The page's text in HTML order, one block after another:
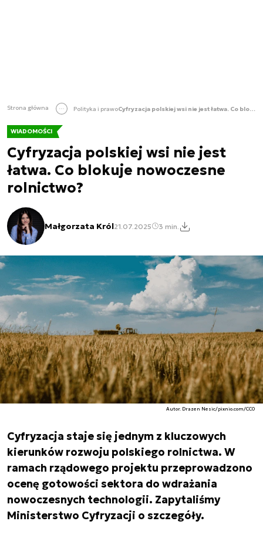
Strona główna Polityka i prawo Cyfryzacja polskiej wsi nie jest łatwa. Co blokuje nowoczesne rolnictwo?
WIADOMOŚCI
Cyfryzacja polskiej wsi nie jest
łatwa. Co blokuje nowoczesne
rolnictwo?
Małgorzata Król21.07.2025 3 min.
Autor. Drazen Nesic/pixnio.com/CC0
Cyfryzacja staje się jednym z kluczowych
kierunków rozwoju polskiego rolnictwa. W
ramach rządowego projektu przeprowadzono
ocenę gotowości sektora do wdrażania
nowoczesnych technologii. Zapytaliśmy
Ministerstwo Cyfryzacji o szczegóły.